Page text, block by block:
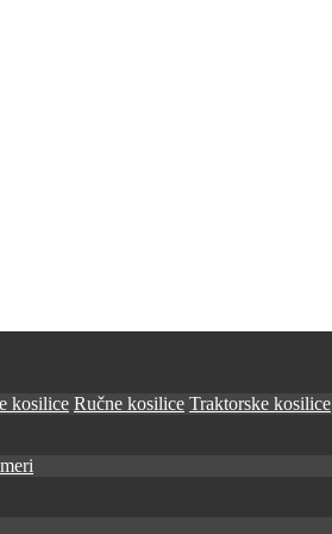
kosilice Ručne kosilice Traktorske kosilice